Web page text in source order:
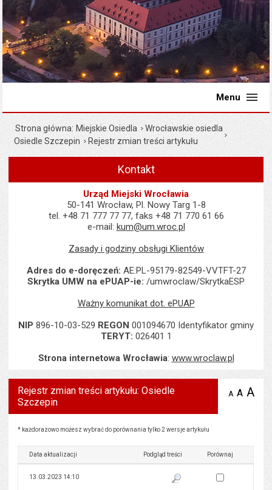
Menu
Strona główna Miejskie Osiedla
Wrocławskie osiedla
Osiedle Szczepin
Rejestr zmian treści artykułu
Kontakt
Urząd Miejski Wrocławia
50-141 Wrocław, Pl. Nowy Targ 1-8
tel. +48 71 777 77 77, faks +48 71 770 61 66
e-mail: kum@um.wroc.pl
Zasady i godziny obsługi Klientów
Adres do e-doręczeń: AE:PL-95179-82549-VVTFT-27
Skrytka UMW na ePUAP-ie: /umwroclaw/SkrytkaESP
Ważny komunikat dot. ePUAP
NIP 896-10-03-529 REGON 001094670 Identyfikator gminy
TERYT: 026401 1
Strona internetowa Wrocławia: www.wroclaw.pl
Rejestr zmian treści artykułu: Osiedle
Szczepin
A zmniejsz
A A
Rejestr zmian treści artykułu: Osiedle Szczepin
* każdorazowo możesz wybrać do porównania tylko 2 wersje artykułu
Data aktualizacji Podgląd treści Porównaj
13.03.2023 14:10 Pokaż podgląd wersji z dnia
Zaznacz wersję do